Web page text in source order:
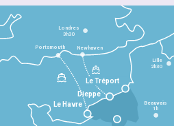
Le Havre
Dieppe
Le Tréport
Beauvais
1h
Lille
2h30
Londres
3h30
Newhaven
Portsmouth